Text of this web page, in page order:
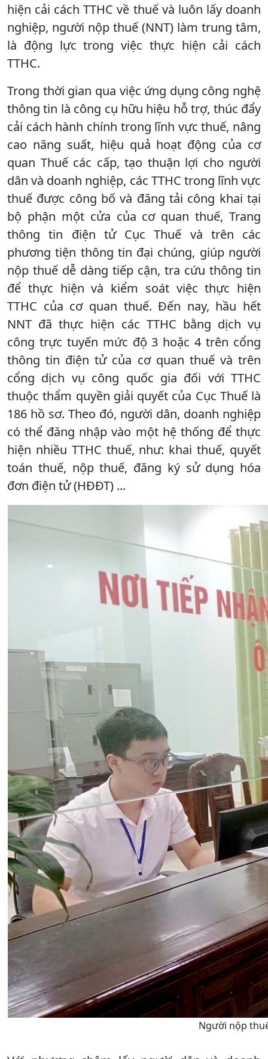
hiện cải cách TTHC về thuế và luôn lấy doanh
nghiệp, người nộp thuế (NNT) làm trung tâm,
là động lực trong việc thực hiện cải cách
TTHC.
Trong thời gian qua việc ứng dụng công nghệ
thông tin là công cụ hữu hiệu hỗ trợ, thúc đẩy
cải cách hành chính trong lĩnh vực thuế, nâng
cao năng suất, hiệu quả hoạt động của cơ
quan Thuế các cấp, tạo thuận lợi cho người
dân và doanh nghiệp, các TTHC trong lĩnh vực
thuế được công bố và đăng tải công khai tại
bộ phận một cửa của cơ quan thuế, Trang
thông tin điện tử Cục Thuế và trên các
phương tiện thông tin đại chúng, giúp người
nộp thuế dễ dàng tiếp cận, tra cứu thông tin
để thực hiện và kiểm soát việc thực hiện
TTHC của cơ quan thuế. Đến nay, hầu hết
NNT đã thực hiện các TTHC bằng dịch vụ
công trực tuyến mức độ 3 hoặc 4 trên cổng
thông tin điện tử của cơ quan thuế và trên
cổng dịch vụ công quốc gia đối với TTHC
thuộc thẩm quyền giải quyết của Cục Thuế là
186 hồ sơ. Theo đó, người dân, doanh nghiệp
có thể đăng nhập vào một hệ thống để thực
hiện nhiều TTHC thuế, như: khai thuế, quyết
toán thuế, nộp thuế, đăng ký sử dụng hóa
đơn điện tử (HĐĐT) ...
Người nộp